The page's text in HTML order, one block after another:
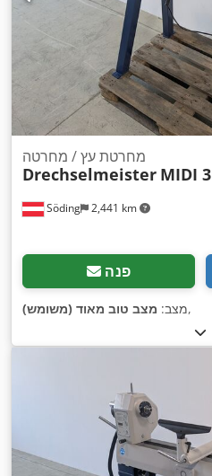
Söding 2,441 km
מחרטת עץ / מחרטה
Drechselmeister MIDI 3
פנה
מצב: מצב טוב מאוד (משומש) ,